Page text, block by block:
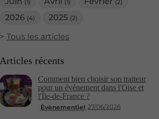
(1) (1) (2)
2026 (4) 2025 (2)
Tous les articles
Articles récents
Évènementiel 27/06/2026
Comment bien choisir son traiteur
pour un événement dans l'Oise et
l'Île-de-France ?